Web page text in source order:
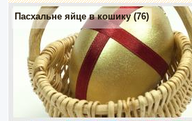
Пасхальне яйце в кошику (76)